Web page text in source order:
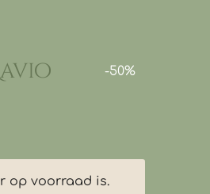
-50%
op voorraad is.